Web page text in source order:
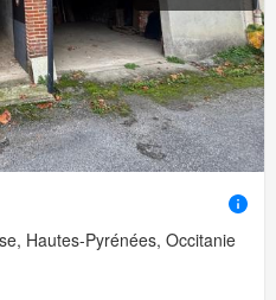
Hautes-Pyrénées, Occitanie